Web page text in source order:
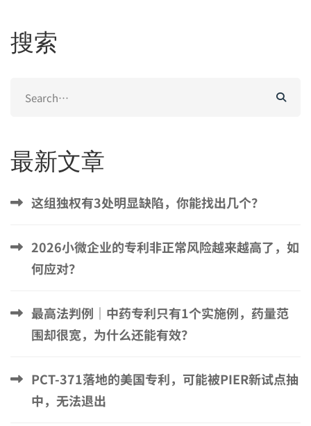
搜索
for:
最新文章
这组独权有3处明显缺陷，你能找出几个？
2026小微企业的专利非正常风险越来越高了，如
何应对？
最高法判例｜中药专利只有1个实施例，药量范
围却很宽，为什么还能有效？
PCT-371落地的美国专利，可能被PIER新试点抽
中，无法退出